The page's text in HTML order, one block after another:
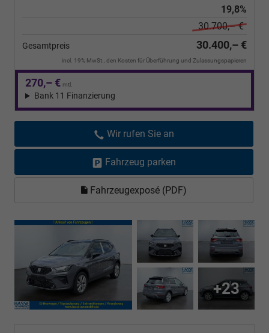
19,8%
30.700,– €
Gesamtpreis 30.400,– €
incl. 19% MwSt., den Kosten für Überführung und Zulassungspapieren
270,– € mtl.
Bank 11 Finanzierung
Wir rufen Sie an
Fahrzeug parken
Fahrzeugexposé (PDF)
+23